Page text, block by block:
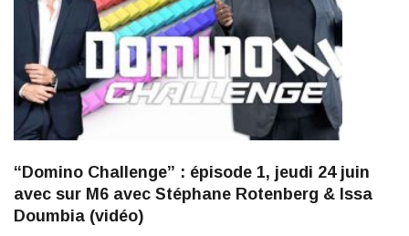
“Domino Challenge” : épisode 1, jeudi 24 juin
avec sur M6 avec Stéphane Rotenberg & Issa
Doumbia (vidéo)